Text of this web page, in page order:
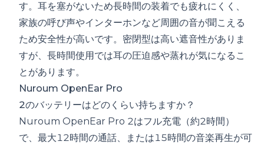
す。耳を塞がないため長時間の装着でも疲れにくく、
家族の呼び声やインターホンなど周囲の音が聞こえる
ため安全性が高いです。密閉型は高い遮音性がありま
すが、長時間使用では耳の圧迫感や蒸れが気になるこ
とがあります。
Nuroum OpenEar Pro
2のバッテリーはどのくらい持ちますか？
Nuroum OpenEar Pro 2はフル充電（約2時間）
で、最大12時間の通話、または15時間の音楽再生が可